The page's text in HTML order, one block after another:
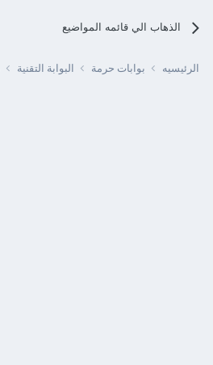
الذهاب الي قائمه المواضيع
الرئيسيه بوابات حرمة البوابة التقنية